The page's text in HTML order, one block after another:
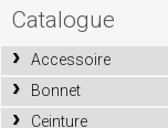
Catalogue
Accessoire
Bonnet
Ceinture